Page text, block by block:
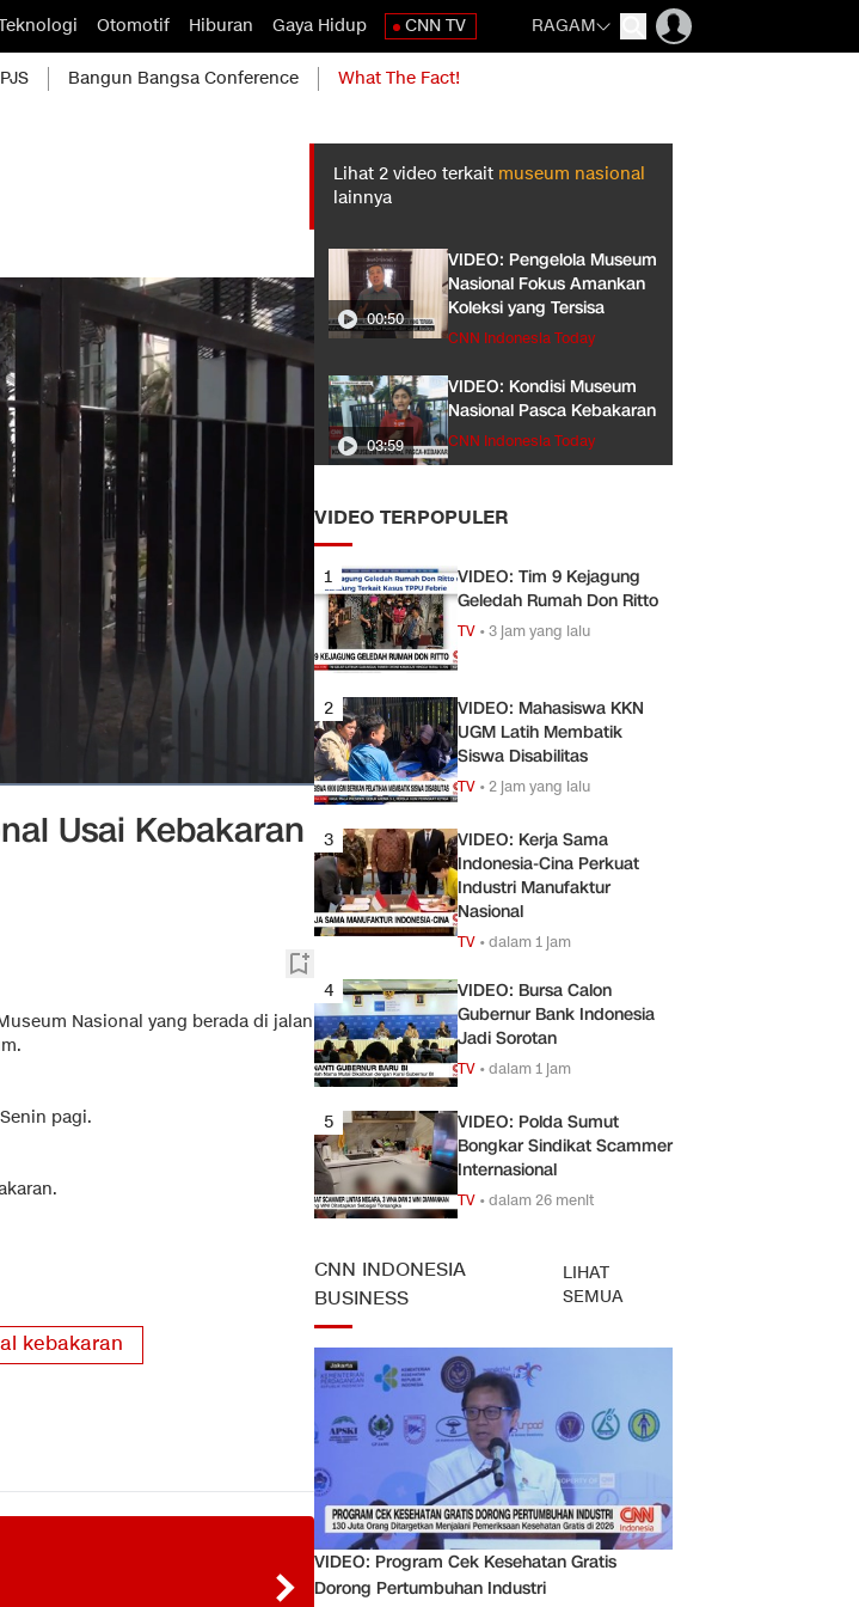
Otomotif Hiburan Gaya Hidup CNN TV RAGAM
Bangun Bangsa Conference What The Fact!
Usai Kebakaran
Nasional yang berada di jalan
pagi.
kebakaran
Lihat 2 video terkait museum nasional
lainnya
00:50
VIDEO: Pengelola Museum
Nasional Fokus Amankan
Koleksi yang Tersisa
CNN Indonesia Today
03:59
VIDEO: Kondisi Museum
Nasional Pasca Kebakaran
CNN Indonesia Today
VIDEO TERPOPULER
1
VIDEO: Tim 9 Kejagung
Geledah Rumah Don Ritto
TV •3 jam yang lalu
2
VIDEO: Mahasiswa KKN
UGM Latih Membatik
Siswa Disabilitas
TV •2 jam yang lalu
3
VIDEO: Kerja Sama
Indonesia-Cina Perkuat
Industri Manufaktur
Nasional
TV •dalam 1 jam
4
VIDEO: Bursa Calon
Gubernur Bank Indonesia
Jadi Sorotan
TV •dalam 1 jam
5
VIDEO: Polda Sumut
Bongkar Sindikat Scammer
Internasional
TV •dalam 26 menit
CNN INDONESIA
BUSINESS
LIHAT
SEMUA
VIDEO: Program Cek Kesehatan Gratis
Dorong Pertumbuhan Industri